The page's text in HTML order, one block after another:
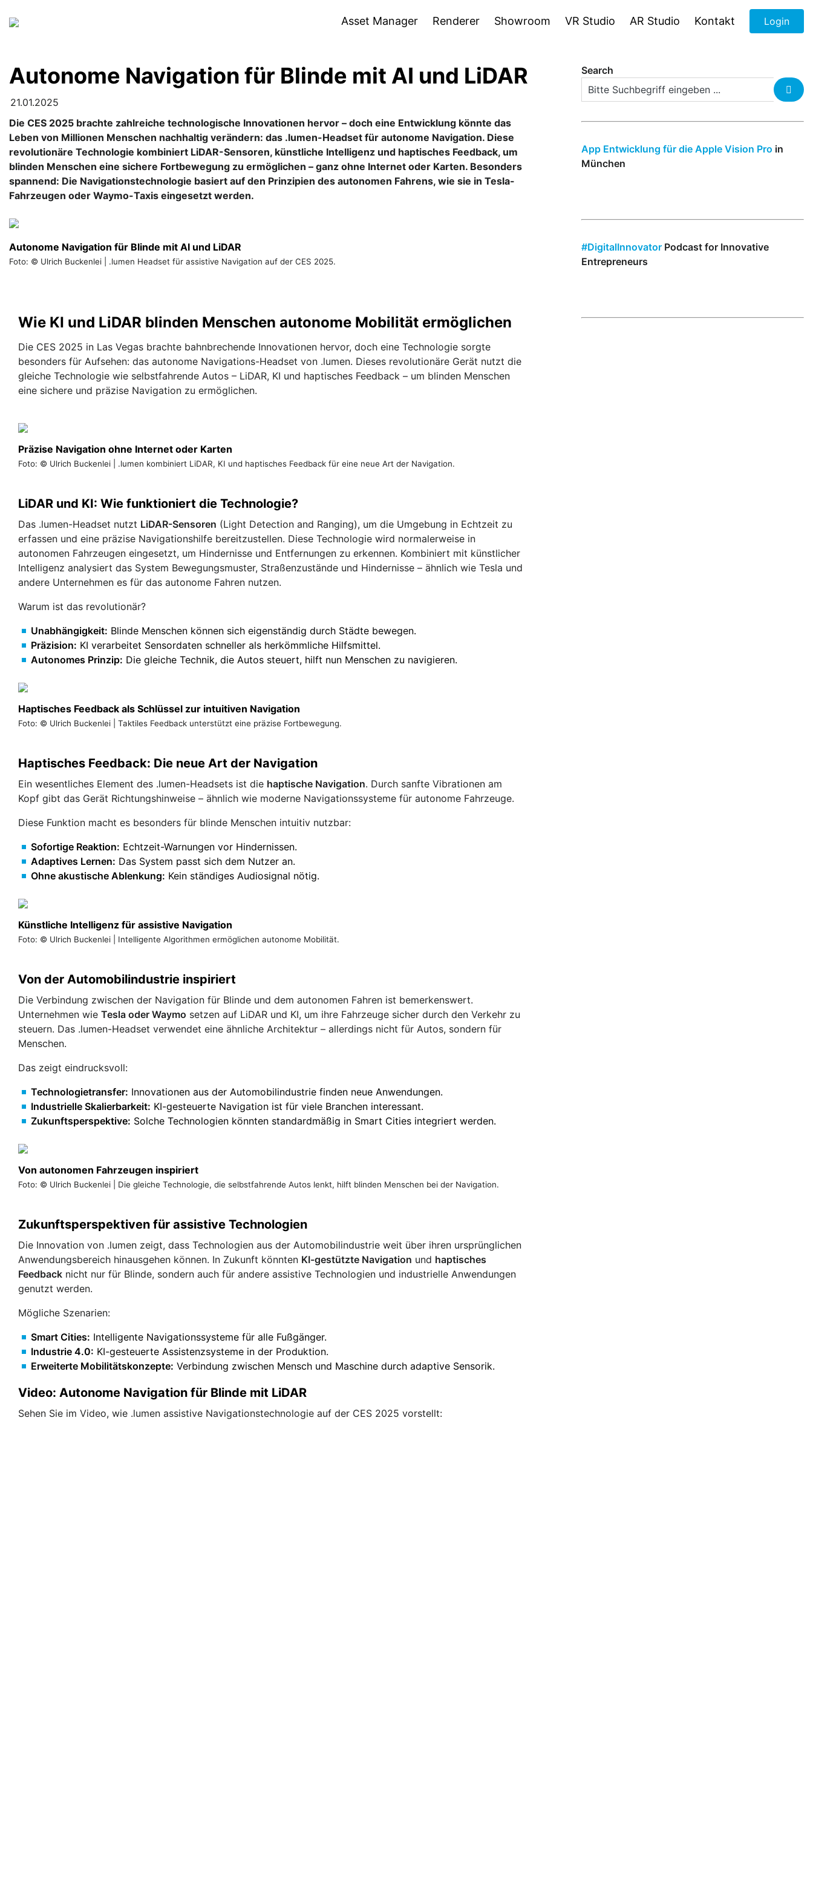
Asset Manager Renderer Showroom VR Studio AR Studio Kontakt Login
Autonome Navigation für Blinde mit AI und LiDAR
21.01.2025
Die CES 2025 brachte zahlreiche technologische Innovationen hervor – doch eine Entwicklung könnte das
Leben von Millionen Menschen nachhaltig verändern: das .lumen-Headset für autonome Navigation. Diese
revolutionäre Technologie kombiniert LiDAR-Sensoren, künstliche Intelligenz und haptisches Feedback, um
blinden Menschen eine sichere Fortbewegung zu ermöglichen – ganz ohne Internet oder Karten. Besonders
spannend: Die Navigationstechnologie basiert auf den Prinzipien des autonomen Fahrens, wie sie in Tesla-
Fahrzeugen oder Waymo-Taxis eingesetzt werden.
Autonome Navigation für Blinde mit AI und LiDAR
Foto: © Ulrich Buckenlei | .lumen Headset für assistive Navigation auf der CES 2025.
Wie KI und LiDAR blinden Menschen autonome Mobilität ermöglichen
Die CES 2025 in Las Vegas brachte bahnbrechende Innovationen hervor, doch eine Technologie sorgte
besonders für Aufsehen: das autonome Navigations-Headset von .lumen. Dieses revolutionäre Gerät nutzt die
gleiche Technologie wie selbstfahrende Autos – LiDAR, KI und haptisches Feedback – um blinden Menschen
eine sichere und präzise Navigation zu ermöglichen.
Präzise Navigation ohne Internet oder Karten
Foto: © Ulrich Buckenlei | .lumen kombiniert LiDAR, KI und haptisches Feedback für eine neue Art der Navigation.
LiDAR und KI: Wie funktioniert die Technologie?
Das .lumen-Headset nutzt LiDAR-Sensoren (Light Detection and Ranging), um die Umgebung in Echtzeit zu
erfassen und eine präzise Navigationshilfe bereitzustellen. Diese Technologie wird normalerweise in
autonomen Fahrzeugen eingesetzt, um Hindernisse und Entfernungen zu erkennen. Kombiniert mit künstlicher
Intelligenz analysiert das System Bewegungsmuster, Straßenzustände und Hindernisse – ähnlich wie Tesla und
andere Unternehmen es für das autonome Fahren nutzen.
Warum ist das revolutionär?
Unabhängigkeit: Blinde Menschen können sich eigenständig durch Städte bewegen.
Präzision: KI verarbeitet Sensordaten schneller als herkömmliche Hilfsmittel.
Autonomes Prinzip: Die gleiche Technik, die Autos steuert, hilft nun Menschen zu navigieren.
Haptisches Feedback als Schlüssel zur intuitiven Navigation
Foto: © Ulrich Buckenlei | Taktiles Feedback unterstützt eine präzise Fortbewegung.
Haptisches Feedback: Die neue Art der Navigation
Ein wesentliches Element des .lumen-Headsets ist die haptische Navigation. Durch sanfte Vibrationen am
Kopf gibt das Gerät Richtungshinweise – ähnlich wie moderne Navigationssysteme für autonome Fahrzeuge.
Diese Funktion macht es besonders für blinde Menschen intuitiv nutzbar:
Sofortige Reaktion: Echtzeit-Warnungen vor Hindernissen.
Adaptives Lernen: Das System passt sich dem Nutzer an.
Ohne akustische Ablenkung: Kein ständiges Audiosignal nötig.
Künstliche Intelligenz für assistive Navigation
Foto: © Ulrich Buckenlei | Intelligente Algorithmen ermöglichen autonome Mobilität.
Von der Automobilindustrie inspiriert
Die Verbindung zwischen der Navigation für Blinde und dem autonomen Fahren ist bemerkenswert.
Unternehmen wie Tesla oder Waymo setzen auf LiDAR und KI, um ihre Fahrzeuge sicher durch den Verkehr zu
steuern. Das .lumen-Headset verwendet eine ähnliche Architektur – allerdings nicht für Autos, sondern für
Menschen.
Das zeigt eindrucksvoll:
Technologietransfer: Innovationen aus der Automobilindustrie finden neue Anwendungen.
Industrielle Skalierbarkeit: KI-gesteuerte Navigation ist für viele Branchen interessant.
Zukunftsperspektive: Solche Technologien könnten standardmäßig in Smart Cities integriert werden.
Von autonomen Fahrzeugen inspiriert
Foto: © Ulrich Buckenlei | Die gleiche Technologie, die selbstfahrende Autos lenkt, hilft blinden Menschen bei der Navigation.
Zukunftsperspektiven für assistive Technologien
Die Innovation von .lumen zeigt, dass Technologien aus der Automobilindustrie weit über ihren ursprünglichen
Anwendungsbereich hinausgehen können. In Zukunft könnten KI-gestützte Navigation und haptisches
Feedback nicht nur für Blinde, sondern auch für andere assistive Technologien und industrielle Anwendungen
genutzt werden.
Mögliche Szenarien:
Smart Cities: Intelligente Navigationssysteme für alle Fußgänger.
Industrie 4.0: KI-gesteuerte Assistenzsysteme in der Produktion.
Erweiterte Mobilitätskonzepte: Verbindung zwischen Mensch und Maschine durch adaptive Sensorik.
Video: Autonome Navigation für Blinde mit LiDAR
Sehen Sie im Video, wie .lumen assistive Navigationstechnologie auf der CES 2025 vorstellt:
Search
App Entwicklung für die Apple Vision Pro in
München
#DigitalInnovator Podcast for Innovative
Entrepreneurs